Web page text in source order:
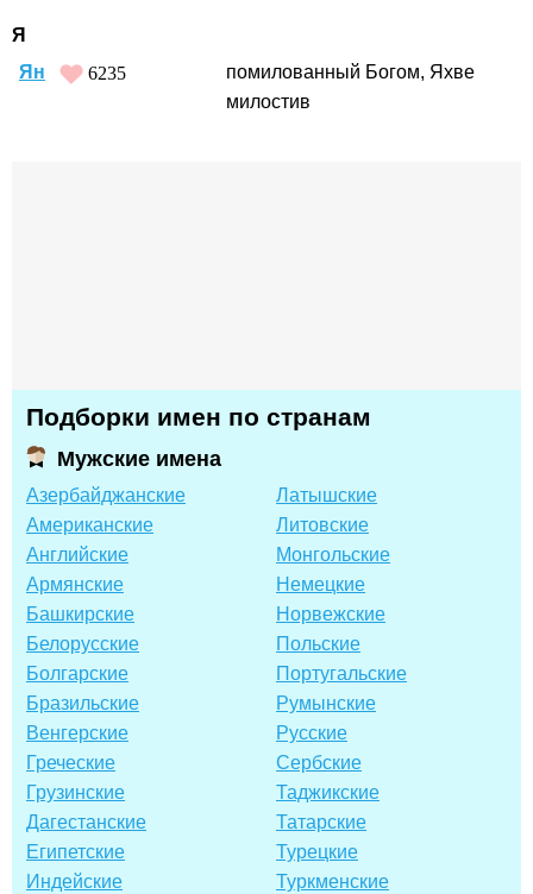
Я
Ян
6235
помилованный Богом, Яхве
милостив
Подборки имен по странам
Мужские имена
Азербайджанские
Американские
Английские
Армянские
Башкирские
Белорусские
Болгарские
Бразильские
Венгерские
Греческие
Грузинские
Дагестанские
Египетские
Индейские
Латышские
Литовские
Монгольские
Немецкие
Норвежские
Польские
Португальские
Румынские
Русские
Сербские
Таджикские
Татарские
Турецкие
Туркменские